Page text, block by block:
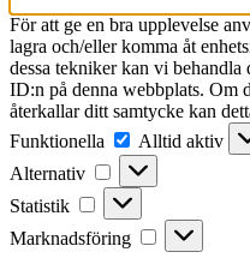
För att ge en bra upplevelse
lagra och/eller komma åt
dessa tekniker kan vi behandla
ID:n på denna webbplats. Om
återkallar ditt samtycke kan
Funktionella
Funktionella
Alltid aktiv
Alternativ
Alternativ
Statistik Statistik
Marknadsföring